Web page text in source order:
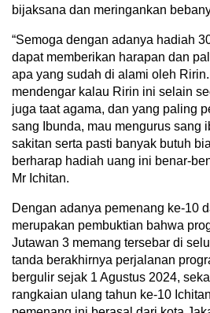
bijaksana dan meringankan
“Semoga dengan adanya hadiah
dapat memberikan harapan dan
apa yang sudah di alami oleh
mendengar kalau Ririn ini selain
juga taat agama, dan yang paling
sang Ibunda, mau mengurus sang
sakitan serta pasti banyak butuh
berharap hadiah uang ini benar-
Mr Ichitan.
Dengan adanya pemenang ke-10
merupakan pembuktian bahwa
Jutawan 3 memang tersebar di
tanda berakhirnya perjalanan
bergulir sejak 1 Agustus 2024,
rangkaian ulang tahun ke-10